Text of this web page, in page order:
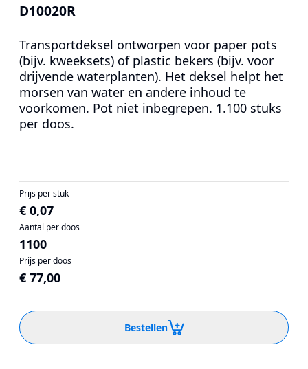
D10020R
Transportdeksel ontworpen voor paper pots
(bijv. kweeksets) of plastic bekers (bijv. voor
drijvende waterplanten). Het deksel helpt het
morsen van water en andere inhoud te
voorkomen. Pot niet inbegrepen. 1.100 stuks
per doos.
Prijs per stuk
€ 0,07
Aantal per doos
1100
Prijs per doos
€ 77,00
Bestellen